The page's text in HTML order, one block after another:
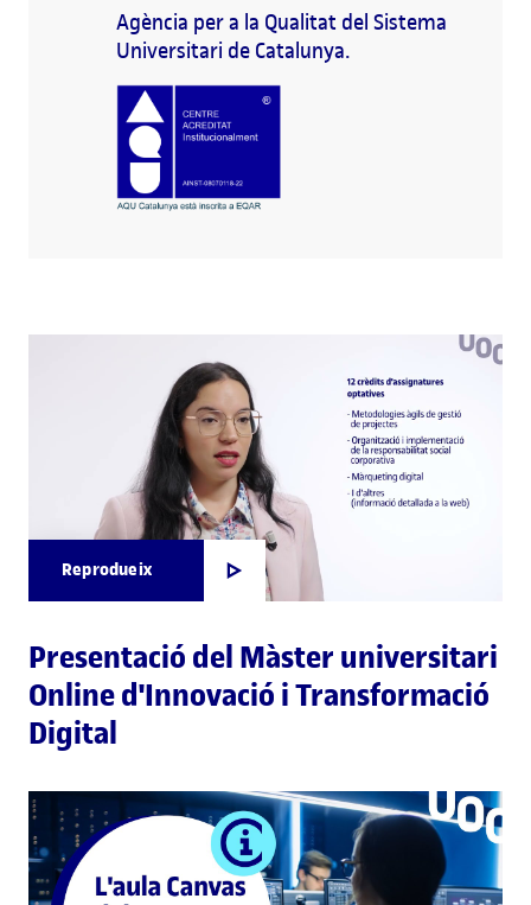
Agència per a la Qualitat del Sistema
Universitari de Catalunya.
Reprodueix
Presentació del Màster universitari
Online d'Innovació i Transformació
Digital